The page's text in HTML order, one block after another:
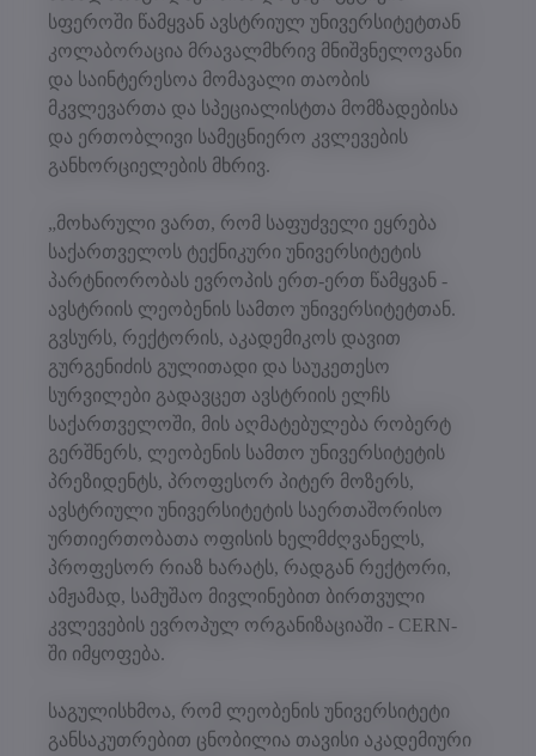
სფეროში წამყვან ავსტრიულ უნივერსიტეტთან
კოლაბორაცია მრავალმხრივ მნიშვნელოვანი
და საინტერესოა მომავალი თაობის
მკვლევართა და სპეციალისტთა მომზადებისა
და ერთობლივი სამეცნიერო კვლევების
განხორციელების მხრივ.
„მოხარული ვართ, რომ საფუძველი ეყრება
საქართველოს ტექნიკური უნივერსიტეტის
პარტნიორობას ევროპის ერთ-ერთ წამყვან -
ავსტრიის ლეობენის სამთო უნივერსიტეტთან.
გვსურს, რექტორის, აკადემიკოს დავით
გურგენიძის გულითადი და საუკეთესო
სურვილები გადავცეთ ავსტრიის ელჩს
საქართველოში, მის აღმატებულება რობერტ
გერშნერს, ლეობენის სამთო უნივერსიტეტის
პრეზიდენტს, პროფესორ პიტერ მოზერს,
ავსტრიული უნივერსიტეტის საერთაშორისო
ურთიერთობათა ოფისის ხელმძღვანელს,
პროფესორ რიაზ ხარატს, რადგან რექტორი,
ამჟამად, სამუშაო მივლინებით ბირთვული
კვლევების ევროპულ ორგანიზაციაში - CERN-
ში იმყოფება.
საგულისხმოა, რომ ლეობენის უნივერსიტეტი
განსაკუთრებით ცნობილია თავისი აკადემიური